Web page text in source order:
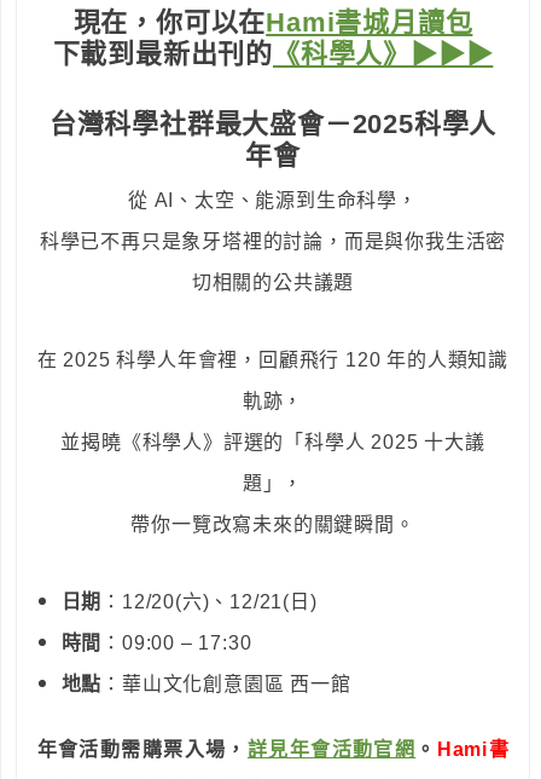
現在，你可以在Hami書城月讀包
下載到最新出刊的 《科學人》▶▶▶
台灣科學社群最大盛會－2025科學人
年會
從 AI、太空、能源到生命科學，
科學已不再只是象牙塔裡的討論，而是與你我生活密
切相關的公共議題
在 2025 科學人年會裡，回顧飛行 120 年的人類知識
軌跡，
並揭曉《科學人》評選的「科學人 2025 十大議
題」，
帶你一覽改寫未來的關鍵瞬間。
日期 ：12/20(六)、12/21(日)
時間 ：09:00 – 17:30
地點 ：華山文化創意園區 西一館
年會活動需購票入場， 詳見年會活動官網 。 Hami書